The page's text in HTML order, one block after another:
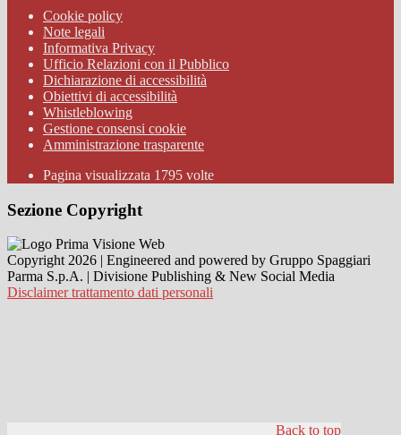
Cookie policy
Note legali
Informativa Privacy
Ufficio Relazioni con il Pubblico
Dichiarazione di accessibilità
Obiettivi di accessibilità
Whistleblowing
Gestione consensi cookie
Amministrazione trasparente
Pagina visualizzata 1795 volte
Sezione Copyright
Copyright 2026 | Engineered and powered by Gruppo Spaggiari
Parma S.p.A. | Divisione Publishing & New Social Media
Disclaimer trattamento dati personali
Back to top